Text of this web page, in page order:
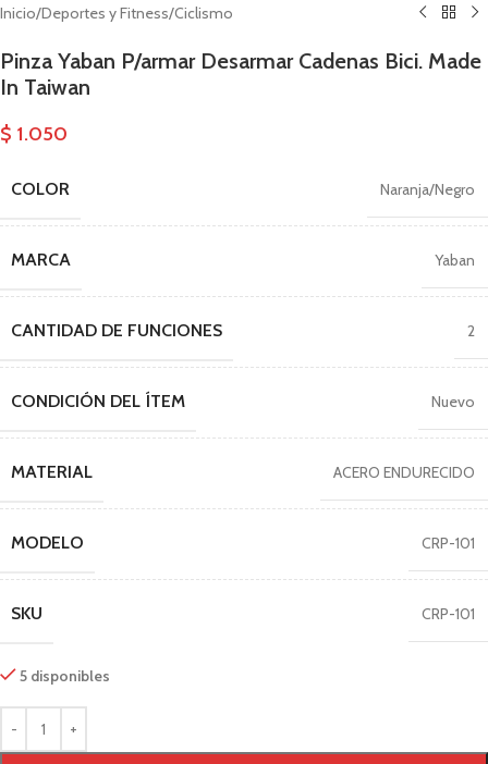
Inicio/Deportes y Fitness/Ciclismo
Pinza Yaban P/armar Desarmar Cadenas Bici. Made
In Taiwan
$ 1.050
COLOR Naranja/Negro
MARCA Yaban
CANTIDAD DE FUNCIONES 2
CONDICIÓN DEL ÍTEM Nuevo
MATERIAL ACERO ENDURECIDO
MODELO CRP-101
SKU CRP-101
5 disponibles